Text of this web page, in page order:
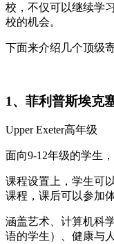
校，不仅可以继续学
校的机会。
下面来介绍几个顶级
1、菲利普斯埃克
Upper Exeter高年级
面向9-12年级的学生
课程设置上，学生可
课程，课后可以参加
涵盖艺术、计算机科
语的学生）、健康与